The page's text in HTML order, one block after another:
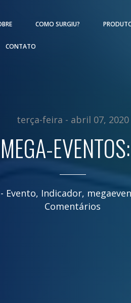
COMO SURGIU?
CONTATO
terça-feira - abril 07, 2020
Evento, Indicador,
Comentários